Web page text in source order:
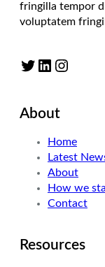
fringilla tempor
voluptatem
Twitter LinkedIn Instagram
About
Home
Latest
About
How we
Contact
Resources